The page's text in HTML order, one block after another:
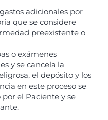
adicionales por
que se considere
preexistente o
o exámenes
y se cancela la
el depósito y los
en este proceso se
el Paciente y se